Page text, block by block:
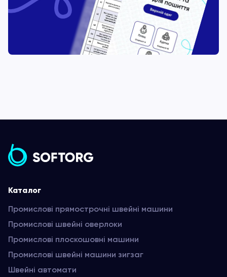
Каталог
Промислові прямострочні швейні машини
Промислові швейні оверлоки
Промислові плоскошовні машини
Промислові швейні машини зигзаг
Швейні автомати